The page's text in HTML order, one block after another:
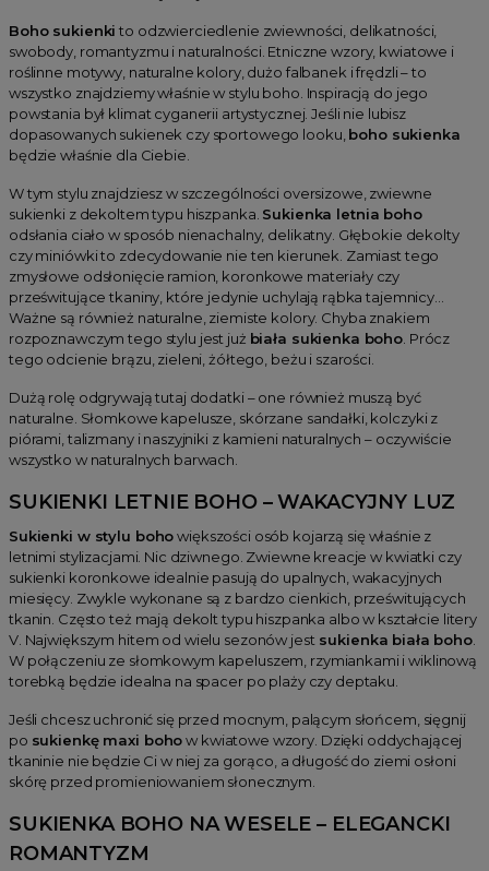
Boho sukienki to odzwierciedlenie zwiewności, delikatności,
swobody, romantyzmu i naturalności. Etniczne wzory, kwiatowe i
roślinne motywy, naturalne kolory, dużo falbanek i frędzli – to
wszystko znajdziemy właśnie w stylu boho. Inspiracją do jego
powstania był klimat cyganerii artystycznej. Jeśli nie lubisz
dopasowanych sukienek czy sportowego looku, boho sukienka
będzie właśnie dla Ciebie.
W tym stylu znajdziesz w szczególności oversizowe, zwiewne
sukienki z dekoltem typu hiszpanka. Sukienka letnia boho
odsłania ciało w sposób nienachalny, delikatny. Głębokie dekolty
czy miniówki to zdecydowanie nie ten kierunek. Zamiast tego
zmysłowe odsłonięcie ramion, koronkowe materiały czy
prześwitujące tkaniny, które jedynie uchylają rąbka tajemnicy...
Ważne są również naturalne, ziemiste kolory. Chyba znakiem
rozpoznawczym tego stylu jest już biała sukienka boho . Prócz
tego odcienie brązu, zieleni, żółtego, beżu i szarości.
Dużą rolę odgrywają tutaj dodatki – one również muszą być
naturalne. Słomkowe kapelusze, skórzane sandałki, kolczyki z
piórami, talizmany i naszyjniki z kamieni naturalnych – oczywiście
wszystko w naturalnych barwach.
SUKIENKI LETNIE BOHO – WAKACYJNY LUZ
Sukienki w stylu bohowiększości osób kojarzą się właśnie z
letnimi stylizacjami. Nic dziwnego. Zwiewne kreacje w kwiatki czy
sukienki koronkowe idealnie pasują do upalnych, wakacyjnych
miesięcy. Zwykle wykonane są z bardzo cienkich, prześwitujących
tkanin. Często też mają dekolt typu hiszpanka albo w kształcie litery
V. Największym hitem od wielu sezonów jest sukienka biała boho.
W połączeniu ze słomkowym kapeluszem, rzymiankami i wiklinową
torebką będzie idealna na spacer po plaży czy deptaku.
Jeśli chcesz uchronić się przed mocnym, palącym słońcem, sięgnij
po sukienkę maxi bohow kwiatowe wzory. Dzięki oddychającej
tkaninie nie będzie Ci w niej za gorąco, a długość do ziemi osłoni
skórę przed promieniowaniem słonecznym.
SUKIENKA BOHO NA WESELE – ELEGANCKI
ROMANTYZM